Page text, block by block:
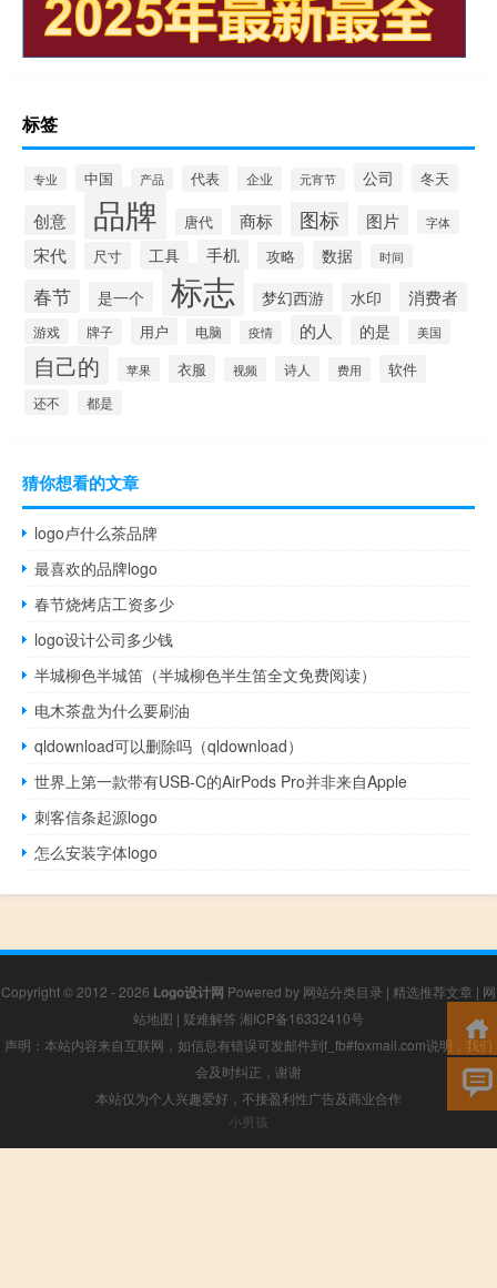
标签
专业 中国 产品 代表 企业 元宵节 公司 冬天
创意 品牌 唐代 商标 图标 图片 字体
宋代 尺寸 工具 手机 攻略 数据 时间
春节 是一个 标志 梦幻西游 水印 消费者
游戏 牌子 用户 电脑 疫情 的人 的是 美国
自己的 苹果 衣服 视频 诗人 费用 软件
还不 都是
猜你想看的文章
logo卢什么茶品牌
最喜欢的品牌logo
春节烧烤店工资多少
logo设计公司多少钱
半城柳色半城笛（半城柳色半生笛全文免费阅读）
电木茶盘为什么要刷油
qldownload可以删除吗（qldownload）
世界上第一款带有USB-C的AirPods Pro并非来自Apple
刺客信条起源logo
怎么安装字体logo
Copyright © 2012 - 2026 Logo设计网 Powered by 网站分类目录 | 精选推荐文章 | 网
站地图 | 疑难解答 湘ICP备16332410号
声明：本站内容来自互联网，如信息有错误可发邮件到f_fb#foxmail.com说明，我们
会及时纠正，谢谢
本站仅为个人兴趣爱好，不接盈利性广告及商业合作
小男孩